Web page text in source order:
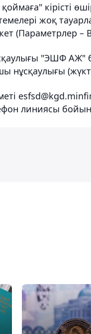
кірісті
жоқ
(Параметрлер –
"ЭШФ
нұсқаулығы
линиясы